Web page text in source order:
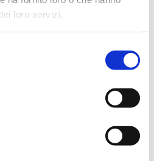
loro servizi.